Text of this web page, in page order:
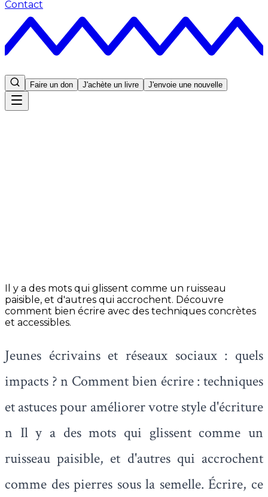
Contact
Faire un don J'achète un livre J'envoie une nouvelle
Il y a des mots qui glissent comme un ruisseau
paisible, et d'autres qui accrochent. Découvre
comment bien écrire avec des techniques concrètes
et accessibles.
Jeunes écrivains et réseaux sociaux : quels
impacts ? n Comment bien écrire : techniques
et astuces pour améliorer votre style d'écriture
n Il y a des mots qui glissent comme un
ruisseau paisible, et d'autres qui accrochent
comme des pierres sous la semelle. Écrire, ce